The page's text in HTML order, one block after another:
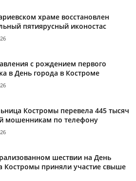
храме восстановлен
пятиярусный иконостас
с рождением первого
в День города в Костроме
Костромы перевела 445 тысяч
мошенникам по телефону
шествии на День
Костромы приняли участие свыше